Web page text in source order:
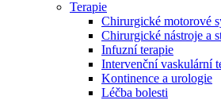
Terapie
Chirurgické motorové
Chirurgické nástroje a
Infuzní terapie
Intervenční vaskulární
Kontinence a urologie
Léčba bolesti